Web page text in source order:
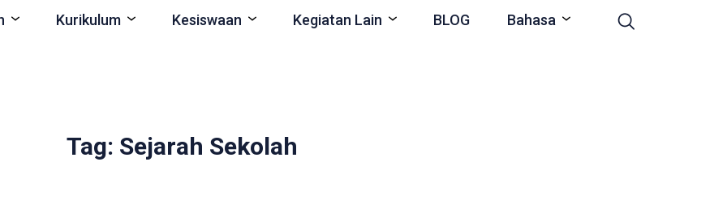
Kurikulum Kesiswaan Kegiatan Lain BLOG Bahasa
Tag: Sejarah Sekolah